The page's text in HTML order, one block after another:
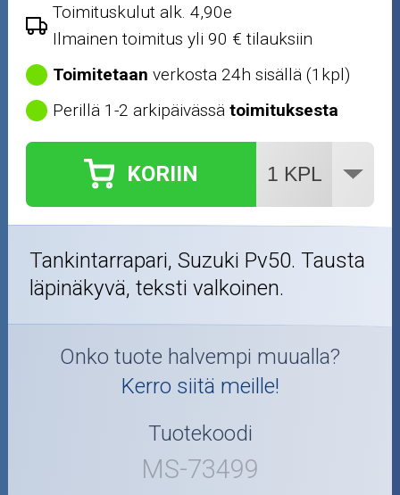
Renkaat ja vanteet
Öljyt ja kemikaalit
Työkalut
Outlet-tuotteet
Toimituskulut alk. 4,90e
Ilmainen toimitus yli 90 € tilauksiin
Toimitetaan verkosta 24h sisällä (1kpl)
Perillä 1-2 arkipäivässätoimituksesta
KORIIN
Tankintarrapari, Suzuki Pv50. Tausta
läpinäkyvä, teksti valkoinen.
Onko tuote halvempi muualla?
Kerro siitä meille!
Tuotekoodi
MS-73499